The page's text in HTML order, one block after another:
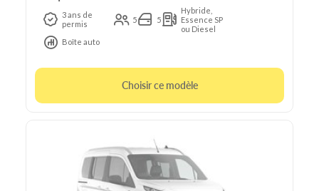
3 ans de
permis
5 5
Hybride,
Essence SP
ou Diesel
Boîte auto
Choisir ce modèle